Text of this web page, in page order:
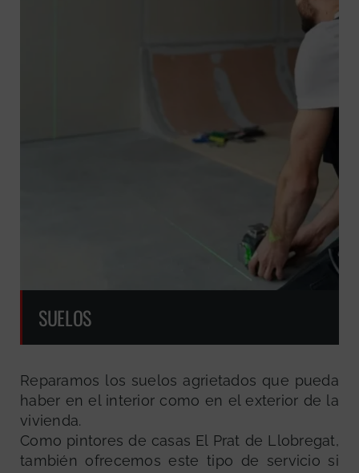
SUELOS
Reparamos los suelos agrietados que pueda
haber en el interior como en el exterior de la
vivienda.
Como pintores de casas El Prat de Llobregat,
también ofrecemos este tipo de servicio si